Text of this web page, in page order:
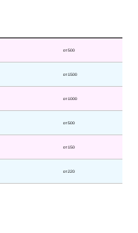
от 500
от 1500
от 1000
от 500
от 150
от 220